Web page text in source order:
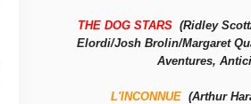
THE DOG STARS (Ridley
Elordi/Josh Brolin/Margaret
Aventures,
L'INCONNUE (Arthur